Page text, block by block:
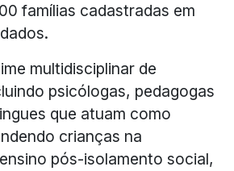
famílias cadastradas em
multidisciplinar de
psicólogas, pedagogas
que atuam como
crianças na
pós-isolamento social,